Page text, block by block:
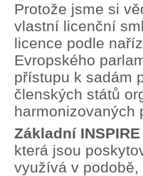
Protože jsme si
vlastní licenční
licence podle
Evropského
přístupu k sadám
členských států
harmonizovaných
Základní
která jsou
využívá v